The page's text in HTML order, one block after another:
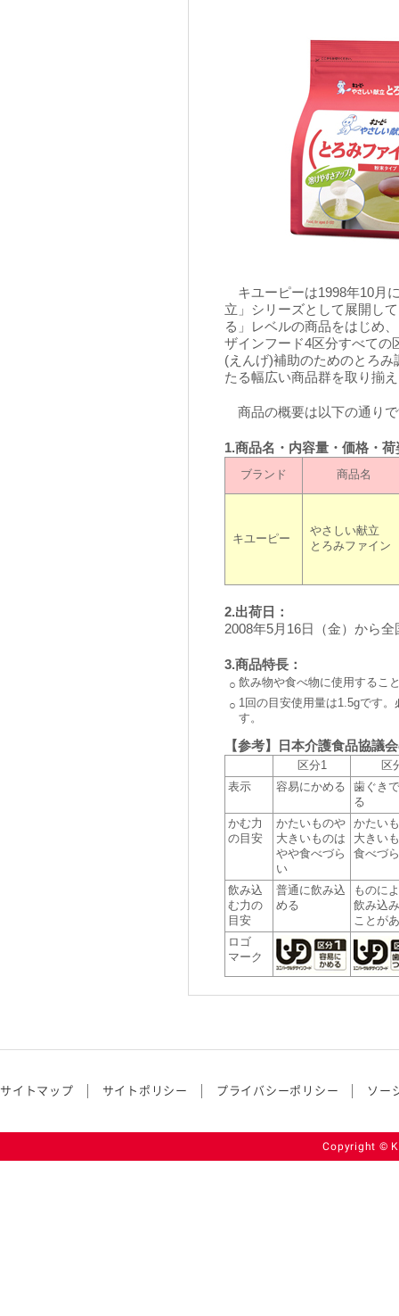
キユーピーは1998年10月
立」シリーズとして展開し
る」レベルの商品をはじめ
ザインフード4区分すべての
(えんげ)補助のためのとろ
たる幅広い商品群を取り揃
商品の概要は以下の通り
1.商品名・内容量・価格・荷
ブランド 商品名
キユーピー
やさしい献立
とろみファイン
2.出荷日：
2008年5月16日（金）から全
3.商品特長：
○ 飲み物や食べ物に使用するこ
○ 1回の目安使用量は1.5gです
す。
【参考】日本介護食品協議
区分1
区
表示
容易にかめる
歯ぐき
る
かむ力
の目安
かたいものや
大きいものは
やや食べづら
い
かたい
大きい
食べづ
飲み込
む力の
目安
普通に飲み込
める
ものに
飲み込
ことが
ロゴ
マーク
サイトマップ サイトポリシー プライバシーポリシー ソー
Copyright ©